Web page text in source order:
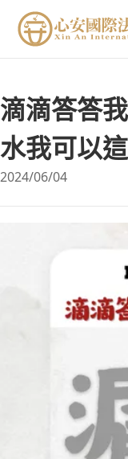
滴滴答答
水我可以
2024/06/04